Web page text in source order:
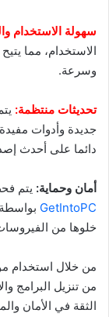
سهولة الاستخدام
الاستخدام، مما
وسرعة.
تحديثات منتظمة:
جديدة وأدوات
دائما على أحدث
أمان وحماية: يتم
GetIntoPC
خلوها من
من تنزيل البرامج
الثقة في الأمان